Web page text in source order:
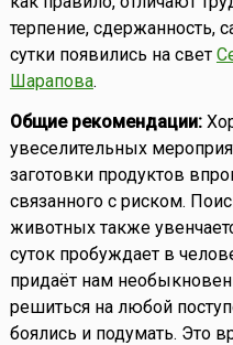
терпение, сдержанность,
сутки появились на свет
Шарапова.
Общие рекомендации:
увеселительных
заготовки продуктов
связанного с риском.
животных также
суток пробуждает в
придаёт нам
решиться на любой
боялись и подумать. Это